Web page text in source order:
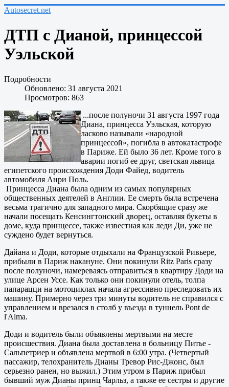
Autosecret.net
ДТП с Дианой, принцессой
Уэльской
Подробности
Обновлено: 31 августа 2021
Просмотров: 863
...после полуночи 31 августа 1997 года
Диана, принцесса Уэльская, которую
ласково называли «народной
принцессой», погибла в автокатастрофе
в Париже. Ей было 36 лет. Кроме того в
аварии погиб ее друг, светская львица
египетского происхождения Доди Файед, водитель
автомобиля Анри Поль.
Принцесса Диана была одним из самых популярных
общественных деятелей в Англии. Ее смерть была встречена
весьма трагично для западного мира. Скорбящие сразу же
начали посещать Кенсингтонский дворец, оставляя букеты в
доме, куда принцессе, также известная как леди Ди, уже не
суждено будет вернуться.
Дайана и Доди, которые отдыхали на Французской Ривьере,
прибыли в Париж накануне. Они покинули Ritz Paris сразу
после полуночи, намереваясь отправиться в квартиру Доди на
улице Арсен Уссе. Как только они покинули отель, толпа
папарацци на мотоциклах начала агрессивно преследовать их
машину. Примерно через три минуты водитель не справился с
управлением и врезался в столб у въезда в туннель Pont de
l'Alma.
Доди и водитель были объявлены мертвыми на месте
происшествия. Диана была доставлена ​​в больницу Питье -
Сальпетриер и объявлена ​​мертвой в 6:00 утра. (Четвертый
пассажир, телохранитель Дианы Тревор Рис-Джонс, был
серьезно ранен, но выжил.) Этим утром в Париж прибыл
бывший муж Дианы принц Чарльз, а также ее сестры и другие